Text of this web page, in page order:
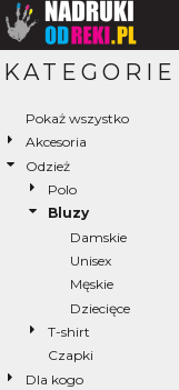
KATEGORIE
Pokaż wszystko
Akcesoria
Odzież
Polo
Bluzy
Damskie
Unisex
Męskie
Dziecięce
T-shirt
Czapki
Dla kogo